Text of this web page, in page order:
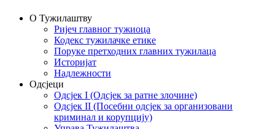
О Тужилаштву
Ријеч главног тужиоца
Кодекс тужилачке етике
Поруке претходних главних тужилаца
Историјат
Надлежности
Одсјеци
Одсјек I (Одсјек за ратне злочине)
Одсјек II (Посебни одсјек за организовани
криминал и корупцију)